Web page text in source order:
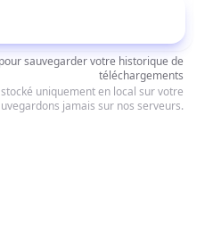
pour sauvegarder votre historique de
téléchargements
uniquement en local sur votre
jamais sur nos serveurs.